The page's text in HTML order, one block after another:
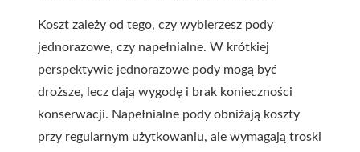
Koszt zależy od tego, czy wybierzesz pody
jednorazowe, czy napełnialne. W krótkiej
perspektywie jednorazowe pody mogą być
droższe, lecz dają wygodę i brak konieczności
konserwacji. Napełnialne pody obniżają koszty
przy regularnym użytkowaniu, ale wymagają troski